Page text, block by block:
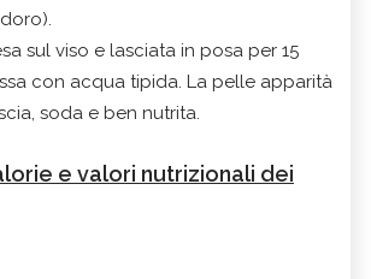
sul viso e lasciata in posa per 15
con acqua tipida. La pelle apparità
soda e ben nutrita.
e valori nutrizionali dei